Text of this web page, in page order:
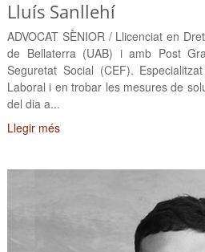
Lluís Sanllehí
ADVOCAT SÈNIOR / Llicenciat en
de Bellaterra (UAB) i amb Post
Seguretat Social (CEF).
Laboral i en trobar les mesures de
del dia a...
Llegir més